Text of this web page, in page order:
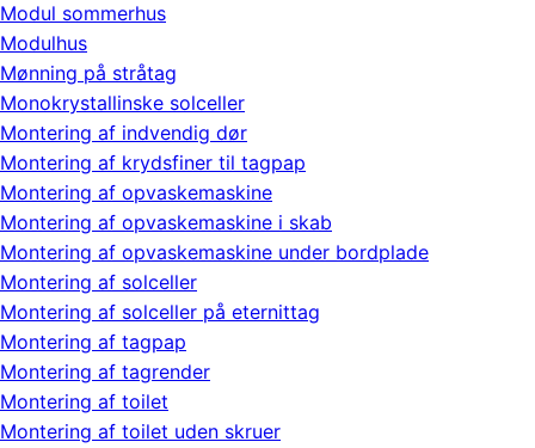
Modul sommerhus
Modulhus
Mønning på stråtag
Monokrystallinske solceller
Montering af indvendig dør
Montering af krydsfiner til tagpap
Montering af opvaskemaskine
Montering af opvaskemaskine i skab
Montering af opvaskemaskine under bordplade
Montering af solceller
Montering af solceller på eternittag
Montering af tagpap
Montering af tagrender
Montering af toilet
Montering af toilet uden skruer